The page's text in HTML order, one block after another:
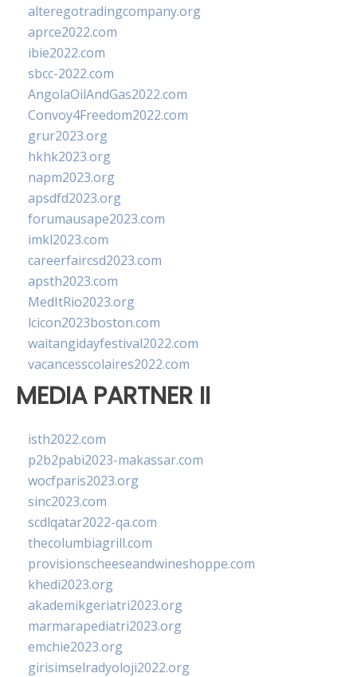
alteregotradingcompany.org
aprce2022.com
ibie2022.com
sbcc-2022.com
AngolaOilAndGas2022.com
Convoy4Freedom2022.com
grur2023.org
hkhk2023.org
napm2023.org
apsdfd2023.org
forumausape2023.com
imkl2023.com
careerfaircsd2023.com
apsth2023.com
MedItRio2023.org
lcicon2023boston.com
waitangidayfestival2022.com
vacancesscolaires2022.com
MEDIA PARTNER II
isth2022.com
p2b2pabi2023-makassar.com
wocfparis2023.org
sinc2023.com
scdlqatar2022-qa.com
thecolumbiagrill.com
provisionscheeseandwineshoppe.com
khedi2023.org
akademikgeriatri2023.org
marmarapediatri2023.org
emchie2023.org
girisimselradyoloji2022.org